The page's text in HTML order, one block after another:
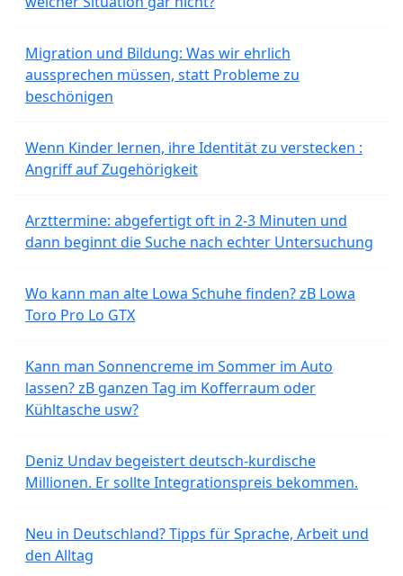
Migration und Bildung: Was wir ehrlich
aussprechen müssen, statt Probleme zu
beschönigen
Wenn Kinder lernen, ihre Identität zu verstecken :
Angriff auf Zugehörigkeit
Arzttermine: abgefertigt oft in 2-3 Minuten und
dann beginnt die Suche nach echter Untersuchung
Wo kann man alte Lowa Schuhe finden? zB Lowa
Toro Pro Lo GTX
Kann man Sonnencreme im Sommer im Auto
lassen? zB ganzen Tag im Kofferraum oder
Kühltasche usw?
Deniz Undav begeistert deutsch-kurdische
Millionen. Er sollte Integrationspreis bekommen.
Neu in Deutschland? Tipps für Sprache, Arbeit und
den Alltag